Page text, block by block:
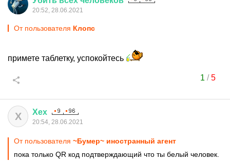
20:52, 28.06.2021
От пользователя Клопс
примете таблетку, успокойтесь
1 /5
Х Хех
20:54, 28.06.2021
От пользователя ~Бумер~ иностранный агент
пока только QR код подтверждающий что ты белый человек.